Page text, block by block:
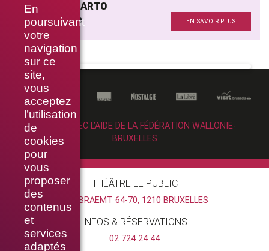
En
poursuivant
votre
navigation
sur ce
site,
vous
acceptez
l’utilisation
de
cookies
pour
vous
proposer
des
contenus
et
services
adaptés
ANDRÉ DEL SARTO
Mise en scène EN SAVOIR PLUS
RÉALISÉ AVEC L’AIDE DE LA FÉDÉRATION WALLONIE-
BRUXELLES
THÉÂTRE LE PUBLIC
RUE BRAEMT 64-70, 1210 BRUXELLES
INFOS & RÉSERVATIONS
02 724 24 44